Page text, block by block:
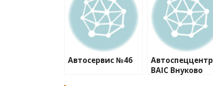
Автосервис №46
Автоспеццентр
BAIC Внуково